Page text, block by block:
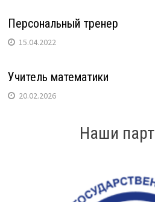
Персональный тренер
15.04.2022
Учитель математики
20.02.2026
Наши